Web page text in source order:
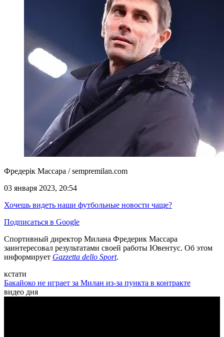
Фредерік Массара / sempremilan.com
03 января 2023, 20:54
Хочешь видеть наши футбольные новости чаще?
Подписаться в Google
Спортивный директор Милана Фредерик Массара
заинтересовал результатами своей работы Ювентус. Об этом
информирует Gazzetta dello Sport.
кстати
Бакайоко не играет за Милан из-за пункта в контракте
видео дня